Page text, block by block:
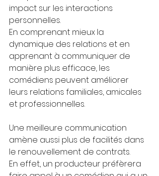
impact sur les interactions
personnelles.
En comprenant mieux la
dynamique des relations et en
apprenant à communiquer de
manière plus efficace, les
comédiens peuvent améliorer
leurs relations familiales, amicales
et professionnelles.
Une meilleure communication
amène aussi plus de facilités dans
le renouvellement de contrats.
En effet, un producteur préfèrera